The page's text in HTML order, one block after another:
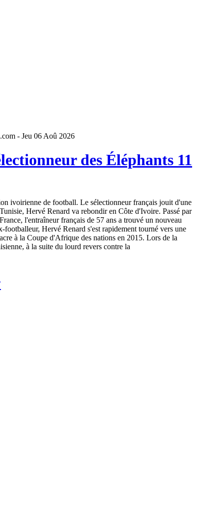
- Jeu 06 Aoû 2026
des Éléphants 11
ivoirienne de football. Le sélectionneur français jouit d'une
Hervé Renard va rebondir en Côte d'Ivoire. Passé par
l'entraîneur français de 57 ans a trouvé un nouveau
Hervé Renard s'est rapidement tourné vers une
à la Coupe d'Afrique des nations en 2015. Lors de la
à la suite du lourd revers contre la